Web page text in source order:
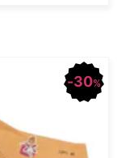
30%